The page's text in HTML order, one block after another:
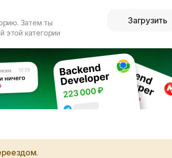
Затем ты
этой категории
Загрузить